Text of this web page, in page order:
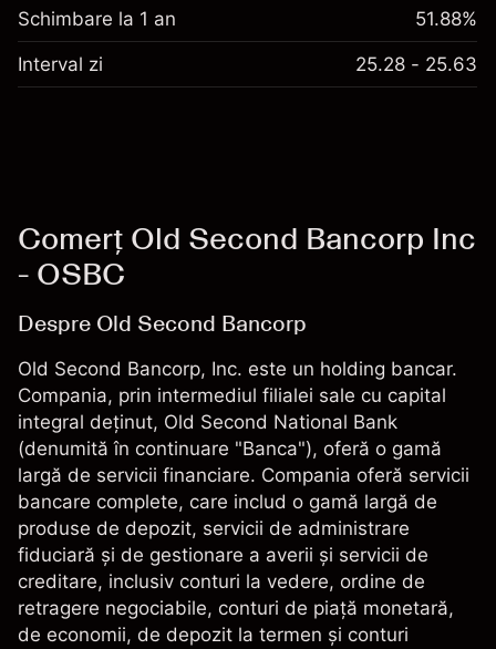
Schimbare la 1 an 51.88%
Interval zi 25.28 - 25.63
Comerț Old Second Bancorp Inc
- OSBC
Despre Old Second Bancorp
Old Second Bancorp, Inc. este un holding bancar.
Compania, prin intermediul filialei sale cu capital
integral deținut, Old Second National Bank
(denumită în continuare "Banca"), oferă o gamă
largă de servicii financiare. Compania oferă servicii
bancare complete, care includ o gamă largă de
produse de depozit, servicii de administrare
fiduciară și de gestionare a averii și servicii de
creditare, inclusiv conturi la vedere, ordine de
retragere negociabile, conturi de piață monetară,
de economii, de depozit la termen și conturi